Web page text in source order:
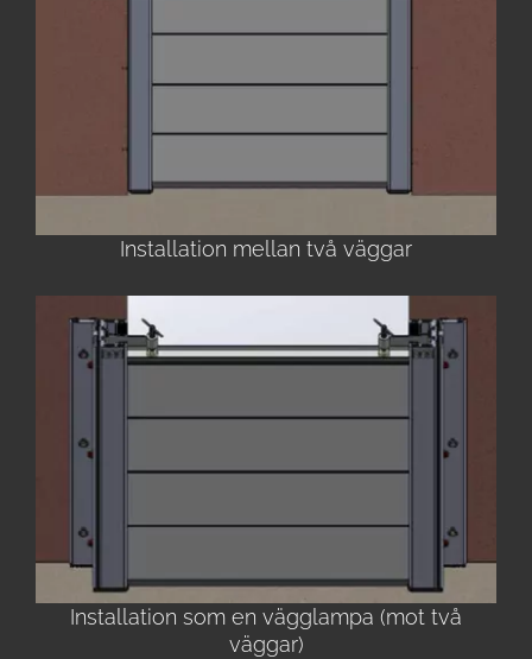
Installation mellan två väggar
Installation som en vägglampa (mot två
väggar)